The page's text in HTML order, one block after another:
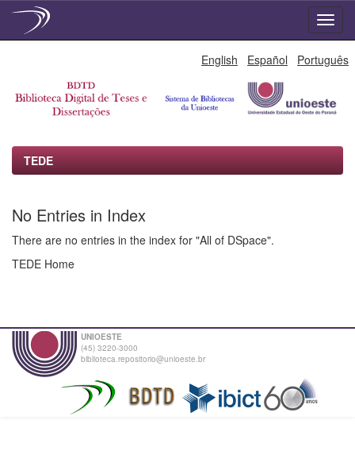
English Español Português
TEDE
No Entries in Index
There are no entries in the index for "All of DSpace".
TEDE Home
UNIOESTE
(45) 3220-3000
biblioteca.repositorio@unioeste.br